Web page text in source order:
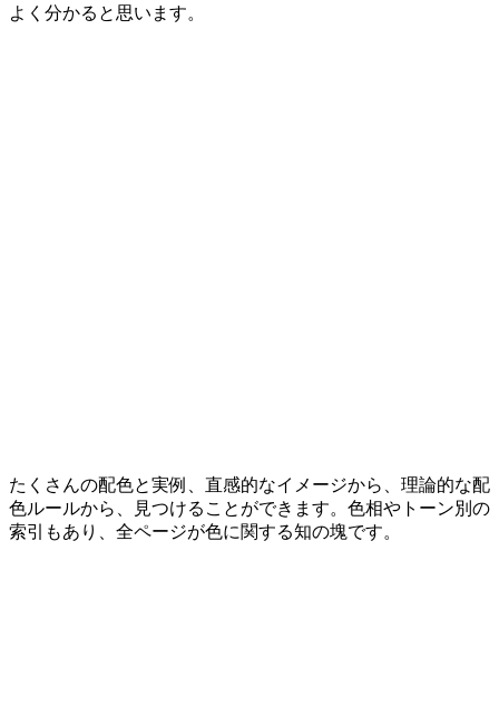
よく分かると思います。
たくさんの配色と実例、直感的なイメージから、理論的な配
色ルールから、見つけることができます。色相やトーン別の
索引もあり、全ページが色に関する知の塊です。